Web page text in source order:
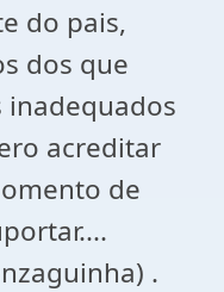
do pais,
dos que
acreditar
de
.